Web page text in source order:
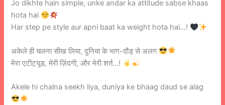
Jo dikhte hain simple, unke andar ka attitude sabse khaas
hota hai
Har step pe style aur apni baat ka weight hota hai…!
अकेले ही चलना सीख लिया, दुनिया के भाग-दौड़ से अलग
मेरा एटीट्यूड, मेरी ज़िंदगी, और मेरी शर्त…!
Akele hi chalna seekh liya, duniya ke bhaag daud se alag